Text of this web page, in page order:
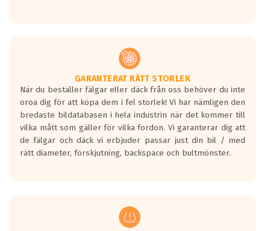
Vid körning i över 50km/h brukar
rullmotståndets ljud överträffa
motorljudet.
På däckmärkningen kommer det finnas
en symbol av ett däck med vågar. Hög
bullernivå markeras med svarta vågor
medans de vita vågorna påvisar om det är
ett tyst däck.
regelverket som introduceras år 2016.
Ett däck med två svarta vågor är redan
GARANTERAT RÄTT STORLEK
När du beställer fälgar eller däck från oss behöver du inte
oroa dig för att köpa dem i fel storlek! Vi har nämligen den
bredaste bildatabasen i hela industrin när det kommer till
vilka mått som gäller för vilka fordon. Vi garanterar dig att
de fälgar och däck vi erbjuder passar just din bil / med
rätt diameter, förskjutning, backspace och bultmönster.